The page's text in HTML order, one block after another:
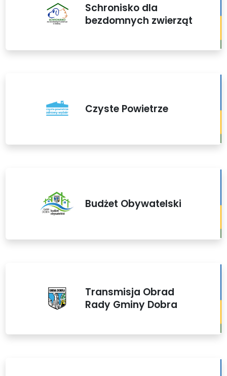
Schronisko dla
bezdomnych zwierząt
Czyste Powietrze
Budżet Obywatelski
Transmisja Obrad
Rady Gminy Dobra